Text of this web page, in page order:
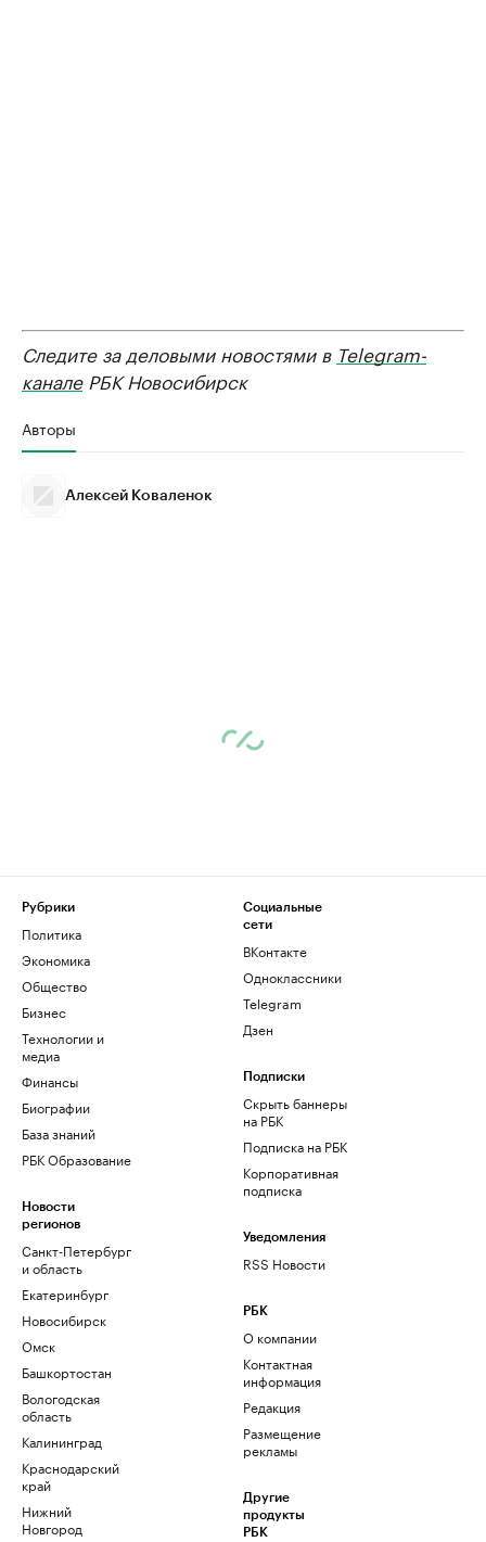
Следите за деловыми новостями в Telegram-
каналеРБК Новосибирск
Авторы
Алексей Коваленок
Рубрики
Политика
Экономика
Общество
Бизнес
Технологии и
медиа
Финансы
Биографии
База знаний
РБК Образование
Новости
регионов
Санкт-Петербург
и область
Екатеринбург
Новосибирск
Омск
Башкортостан
Вологодская
область
Калининград
Краснодарский
край
Нижний
Новгород
Социальные
сети
ВКонтакте
Одноклассники
Telegram
Дзен
Подписки
Скрыть баннеры
на РБК
Подписка на РБК
Корпоративная
подписка
Уведомления
RSS Новости
РБК
О компании
Контактная
информация
Редакция
Размещение
рекламы
Другие
продукты
РБК